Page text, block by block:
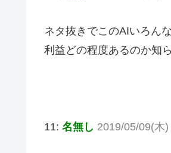
ネタ抜きでこのAIいろん
利益どの程度あるのか知
11: 名無し 2019/05/09(木